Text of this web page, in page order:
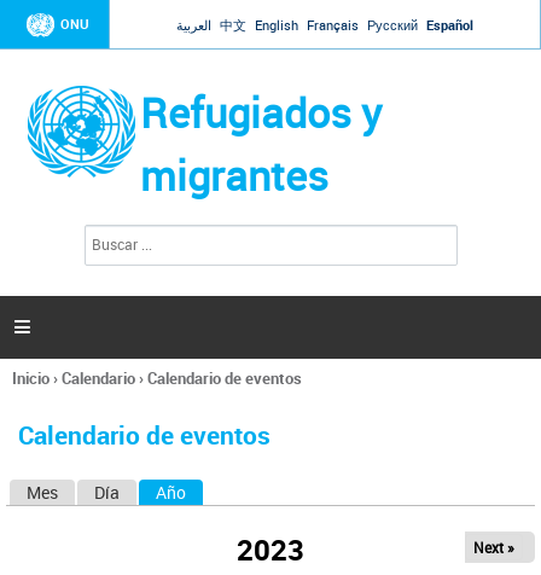
Jump to navigation
ONU العربية 中文 English Français Русский Español
Refugiados y
migrantes
l
s

Se
usted
Inicio›Calendario›Calendario de eventos
Calendario de eventos
Mes Día Año
2023 Next »